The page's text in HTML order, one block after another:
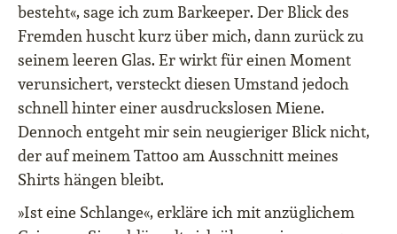
besteht«, sage ich zum Barkeeper. Der Blick des
Fremden huscht kurz über mich, dann zurück zu
seinem leeren Glas. Er wirkt für einen Moment
verunsichert, versteckt diesen Umstand jedoch
schnell hinter einer ausdruckslosen Miene.
Dennoch entgeht mir sein neugieriger Blick nicht,
der auf meinem Tattoo am Ausschnitt meines
Shirts hängen bleibt.
»Ist eine Schlange«, erkläre ich mit anzüglichem